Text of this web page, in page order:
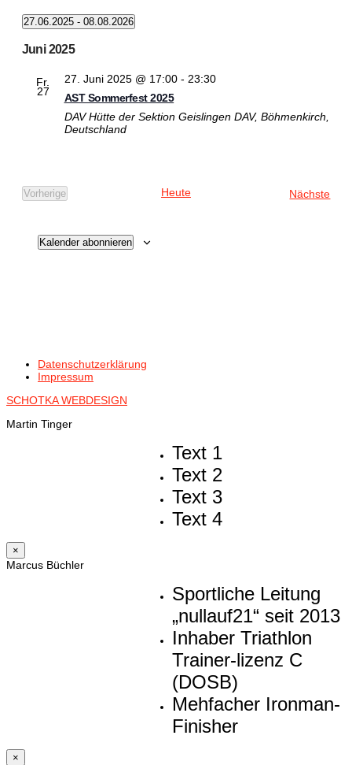
27.06.2025 - 08.08.2026
wählen.
Juni 2025
Fr.
27
27. Juni 2025 @ 17:00- 23:30
AST Sommerfest 2025
DAV Hütte der Sektion Geislingen DAV, Böhmenkirch,
Deutschland
Vorherige
Veranstaltungen
Heute Nächste
Kalender abonnieren
Datenschutzerklärung
Impressum
SCHOTKA WEBDESIGN
Martin Tinger
Text 1
Text 2
Text 3
Text 4
×
Marcus Büchler
Sportliche Leitung
„nullauf21“ seit 2013
Inhaber Triathlon
Trainer-lizenz C
(DOSB)
Mehfacher Ironman-
Finisher
×